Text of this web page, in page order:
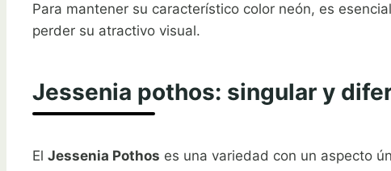
Para mantener su característico color neón, es
perder su atractivo visual.
Jessenia pothos: singular y
El Jessenia Pothos es una variedad con un aspecto